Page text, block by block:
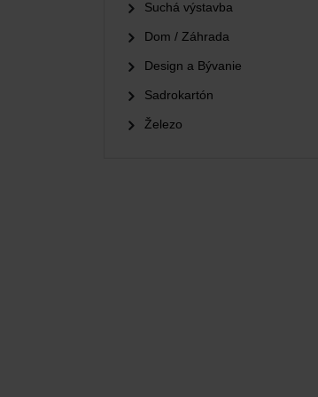
Suchá výstavba
Dom / Záhrada
Design a Bývanie
Sadrokartón
Železo